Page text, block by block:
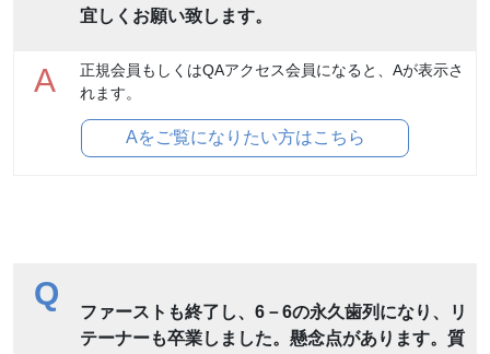
宜しくお願い致します。
A
正規会員もしくはQAアクセス会員になると、Aが表示さ
れます。
Aをご覧になりたい方はこちら
Q
ファーストも終了し、6－6の永久歯列になり、リ
テーナーも卒業しました。懸念点があります。質